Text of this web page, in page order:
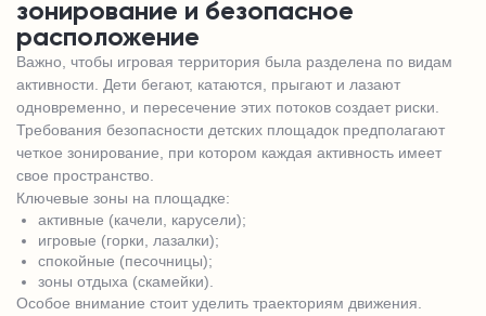
зонирование и безопасное
расположение
Важно, чтобы игровая территория была разделена по видам
активности. Дети бегают, катаются, прыгают и лазают
одновременно, и пересечение этих потоков создает риски.
Требования безопасности детских площадок предполагают
четкое зонирование, при котором каждая активность имеет
свое пространство.
Ключевые зоны на площадке:
активные (качели, карусели);
игровые (горки, лазалки);
спокойные (песочницы);
зоны отдыха (скамейки).
Особое внимание стоит уделить траекториям движения.